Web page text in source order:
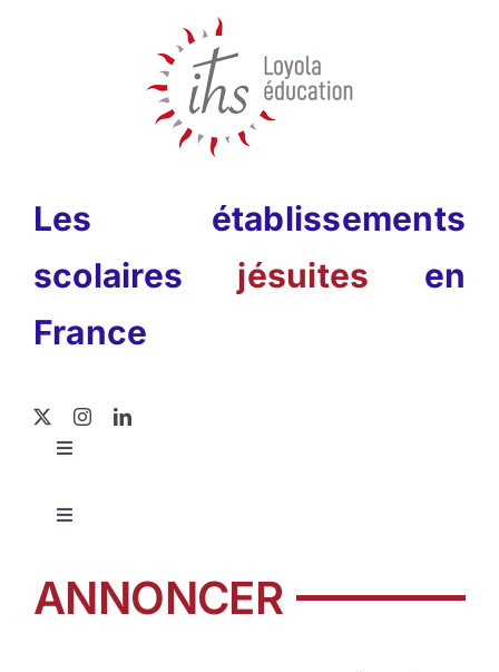
Les établissements
scolaires jésuites en
France
Toggle
Toggle
ANNONCER